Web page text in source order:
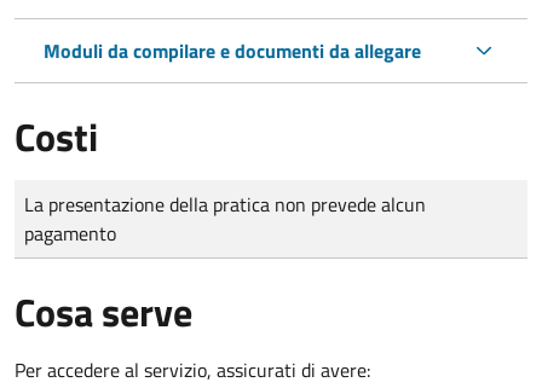
Moduli da compilare e documenti da allegare
Costi
Tipo di pagamento
Importo
La presentazione della pratica non prevede alcun
pagamento
Cosa serve
Per accedere al servizio, assicurati di avere: